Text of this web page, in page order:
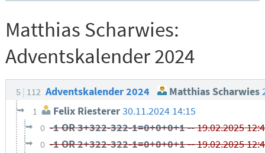
Matthias Scharwies:
Adventskalender 2024
5 112 Adventskalender 2024 Matthias Scharwies
1 Felix Riesterer30.11.2024 14:15
0 -1 OR 3+322-322-1=0+0+0+1 --19.02.2025
0 -1 OR 2+322-322-1=0+0+0+1 --19.02.2025